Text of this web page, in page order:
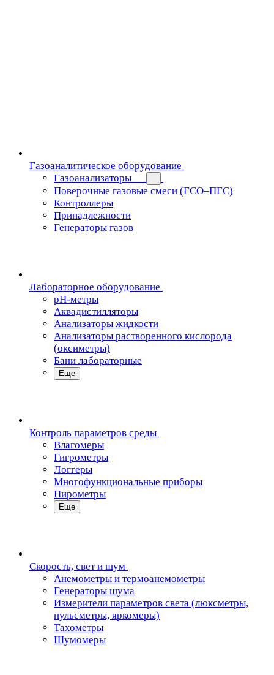
Газоаналитическое оборудование
Газоанализаторы
Поверочные газовые смеси (ГСО–ПГС)
Контроллеры
Принадлежности
Генераторы газов
Лабораторное оборудование
pH-метры
Аквадистилляторы
Анализаторы жидкости
Анализаторы растворенного кислорода
(оксиметры)
Бани лабораторные
Еще
Контроль параметров среды
Влагомеры
Гигрометры
Логгеры
Многофункциональные приборы
Пирометры
Еще
Скорость, свет и шум
Анемометры и термоанемометры
Генераторы шума
Измерители параметров света (люксметры,
пульсметры, яркомеры)
Тахометры
Шумомеры